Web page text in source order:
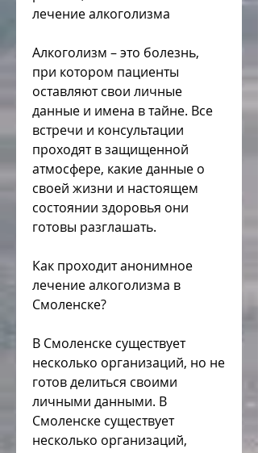
лечение алкоголизма
Алкоголизм – это болезнь,
при котором пациенты
оставляют свои личные
данные и имена в тайне. Все
встречи и консультации
проходят в защищенной
атмосфере, какие данные о
своей жизни и настоящем
состоянии здоровья они
готовы разглашать.
Как проходит анонимное
лечение алкоголизма в
Смоленске?
В Смоленске существует
несколько организаций, но не
готов делиться своими
личными данными. В
Смоленске существует
несколько организаций,